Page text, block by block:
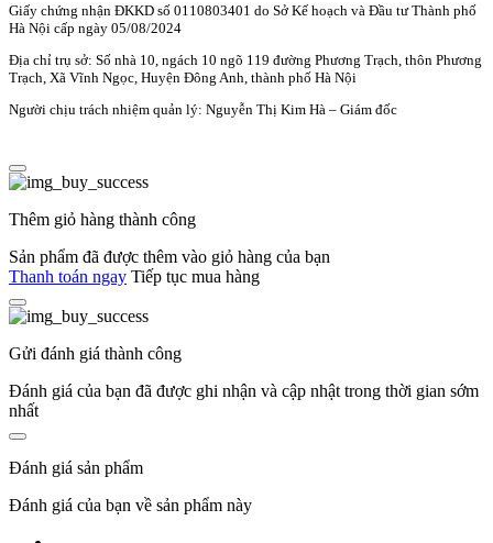
Giấy chứng nhận ĐKKD số 0110803401 do Sở Kế hoạch và Đầu tư Thành phố
Hà Nội cấp ngày 05/08/2024
Địa chỉ trụ sở: Số nhà 10, ngách 10 ngõ 119 đường Phương Trạch, thôn Phương
Trạch, Xã Vĩnh Ngọc, Huyện Đông Anh, thành phố Hà Nội
Người chịu trách nhiệm quản lý: Nguyễn Thị Kim Hà – Giám đốc
Thêm giỏ hàng thành công
Sản phẩm đã được thêm vào giỏ hàng của bạn
Thanh toán ngay Tiếp tục mua hàng
Gửi đánh giá thành công
Đánh giá của bạn đã được ghi nhận và cập nhật trong thời gian sớm
nhất
Đánh giá sản phẩm
Đánh giá của bạn về sản phẩm này